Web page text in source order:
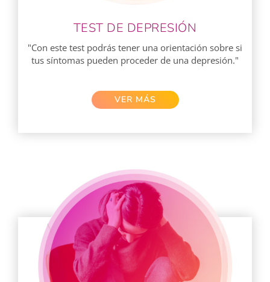
TEST DE DEPRESIÓN
"Con este test podrás tener una orientación sobre si
tus síntomas pueden proceder de una depresión."
VER MÁS​